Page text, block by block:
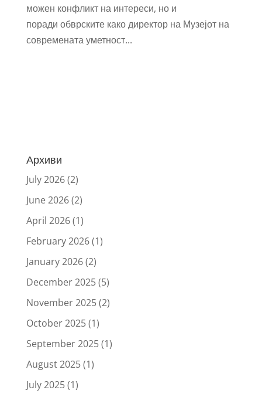
можен конфликт на интереси, но и
поради обврските како директор на Музејот на
современата уметност...
Архиви
July 2026(2)
June 2026(2)
April 2026(1)
February 2026(1)
January 2026(2)
December 2025(5)
November 2025(2)
October 2025(1)
September 2025(1)
August 2025(1)
July 2025(1)